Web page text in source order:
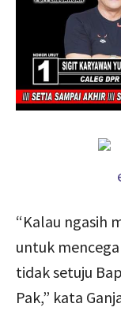
“Kalau ngasih
untuk
tidak setuju
Pak,” kata